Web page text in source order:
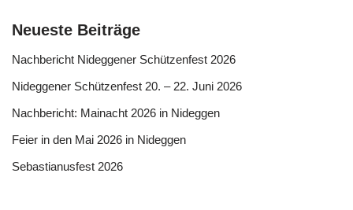
Neueste Beiträge
Nachbericht Nideggener Schützenfest 2026
Nideggener Schützenfest 20. – 22. Juni 2026
Nachbericht: Mainacht 2026 in Nideggen
Feier in den Mai 2026 in Nideggen
Sebastianusfest 2026